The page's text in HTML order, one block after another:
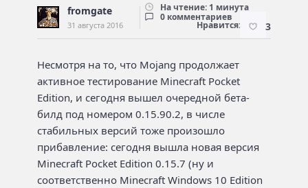
fromgate
31 августа 2016
На чтение: 1 минута
0 комментариев
Нравится: 3
Несмотря на то, что Mojang продолжает
активное тестирование Minecraft Pocket
Edition, и сегодня вышел очередной бета-
билд под номером 0.15.90.2, в числе
стабильных версий тоже произошло
прибавление: сегодня вышла новая версия
Minecraft Pocket Edition 0.15.7 (ну и
соответственно Minecraft Windows 10 Edition